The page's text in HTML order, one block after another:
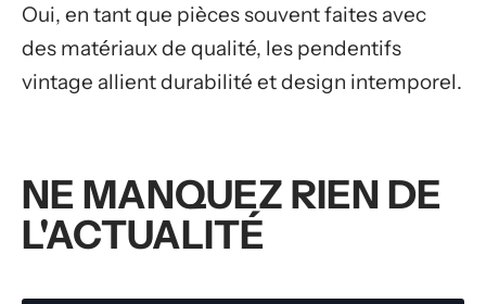
Oui, en tant que pièces souvent faites avec
des matériaux de qualité, les pendentifs
vintage allient durabilité et design intemporel.
NE MANQUEZ RIEN DE
L'ACTUALITÉ